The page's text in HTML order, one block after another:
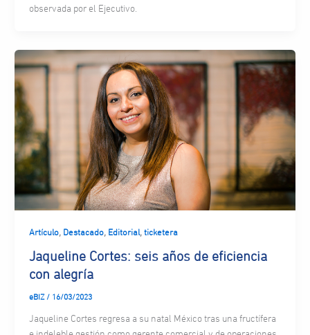
observada por el Ejecutivo.
Artículo, Destacado, Editorial, ticketera
Jaqueline Cortes: seis años de eficiencia
con alegría
eBIZ / 16/03/2023
Jaqueline Cortes regresa a su natal México tras una fructífera